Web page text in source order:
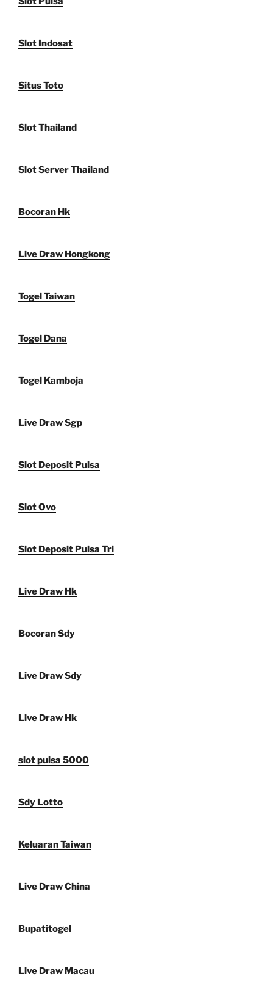
Slot Indosat
Situs Toto
Slot Thailand
Slot Server Thailand
Bocoran Hk
Live Draw Hongkong
Togel Taiwan
Togel Dana
Togel Kamboja
Live Draw Sgp
Slot Deposit Pulsa
Slot Ovo
Slot Deposit Pulsa Tri
Live Draw Hk
Bocoran Sdy
Live Draw Sdy
Live Draw Hk
slot pulsa 5000
Sdy Lotto
Keluaran Taiwan
Live Draw China
Bupatitogel
Live Draw Macau